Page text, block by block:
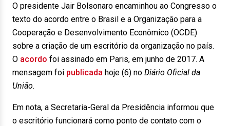
O presidente Jair Bolsonaro encaminhou ao Congresso o
texto do acordo entre o Brasil e a Organização para a
Cooperação e Desenvolvimento Econômico (OCDE)
sobre a criação de um escritório da organização no país.
O acordo foi assinado em Paris, em junho de 2017. A
mensagem foi publicada hoje (6) no Diário Oficial da
União.
Em nota, a Secretaria-Geral da Presidência informou que
o escritório funcionará como ponto de contato com o